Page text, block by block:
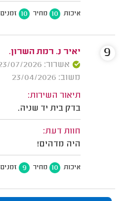
איכות 10 מחיר 10 זמנים
יאיר נ. רמת השרון.
אשרור: 23/07/2026
משוב: 23/04/2026
תיאור השירות:
בדק בית יד שניה.
חוות דעת:
היה מדהים!
איכות 10 מחיר 9 זמנים
9